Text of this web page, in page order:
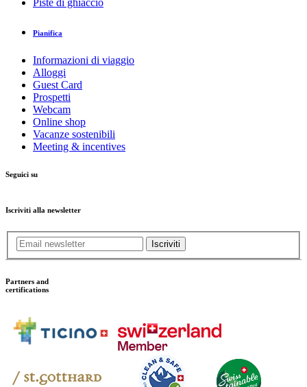
Piste di ghiaccio
Pianifica
Informazioni di viaggio
Alloggi
Guest Card
Prospetti
Webcam
Online shop
Vacanze sostenibili
Meeting & incentives
Seguici su
Iscriviti alla newsletter
Iscriviti
Partners and
certifications